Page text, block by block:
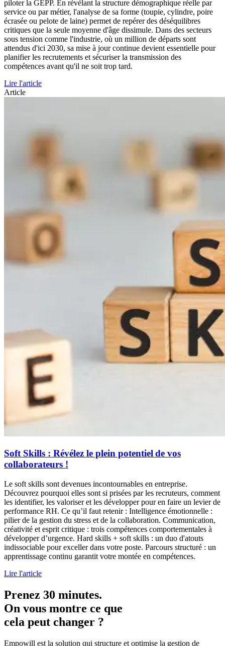
piloter la GEPP. En révélant la structure démographique réelle par
service ou par métier, l'analyse de sa forme (toupie, cylindre, poire
écrasée ou pelote de laine) permet de repérer des déséquilibres
critiques que la seule moyenne d'âge dissimule. Dans des secteurs
sous tension comme l'industrie, où un million de départs sont
attendus d'ici 2030, sa mise à jour continue devient essentielle pour
planifier les recrutements et sécuriser la transmission des
compétences avant qu'il ne soit trop tard.
Lire l'article
Article
Soft Skills : Révélez le plein potentiel de vos
collaborateurs !
Le soft skills sont devenues incontournables en entreprise.
Découvrez pourquoi elles sont si prisées par les recruteurs, comment
les identifier, les valoriser et les développer pour en faire un levier de
performance RH. Ce qu’il faut retenir : Intelligence émotionnelle :
pilier de la gestion du stress et de la collaboration. Communication,
créativité et esprit critique : trois compétences comportementales à
développer d’urgence. Hard skills + soft skills : un duo d'atouts
indissociable pour exceller dans votre poste. Parcours structuré : un
apprentissage continu garantit votre montée en compétences.
Lire l'article
Prenez 30 minutes.
On vous montre ce que
cela peut changer ?
Empowill est la solution qui structure et optimise la gestion de